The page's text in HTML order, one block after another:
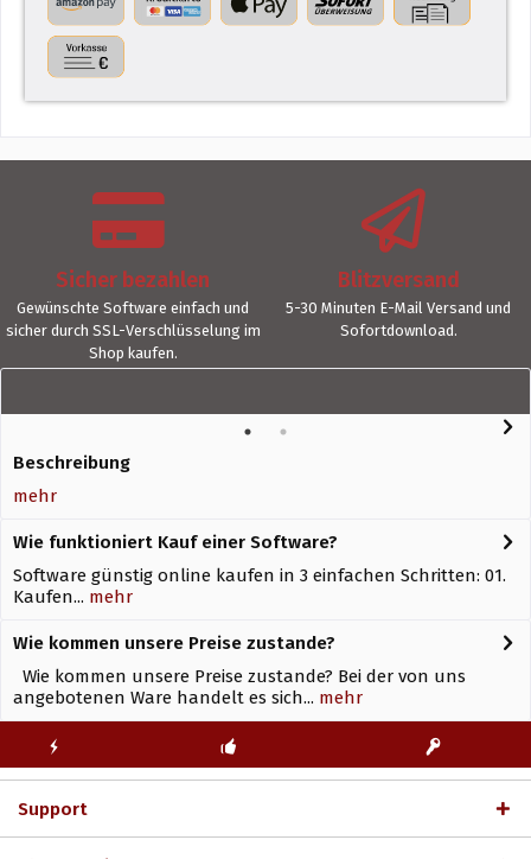
Sicher bezahlen
Gewünschte Software einfach und
sicher durch SSL-Verschlüsselung im
Shop kaufen.
Blitzversand
5-30 Minuten E-Mail Versand und
Sofortdownload.
Beschreibung
mehr
Wie funktioniert Kauf einer Software?
Software günstig online kaufen in 3 einfachen Schritten: 01.
Kaufen... mehr
Wie kommen unsere Preise zustande?
Wie kommen unsere Preise zustande? Bei der von uns
angebotenen Ware handelt es sich... mehr
KOSTENLOSE
ECHTE
LIZENZSCHLÜSSEL
Support